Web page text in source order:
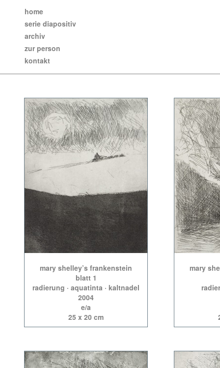
home
serie diapositiv
archiv
zur person
kontakt
mary shelley’s frankenstein
blatt 1
radierung · aquatinta · kaltnadel
2004
e/a
25 x 20 cm
mary